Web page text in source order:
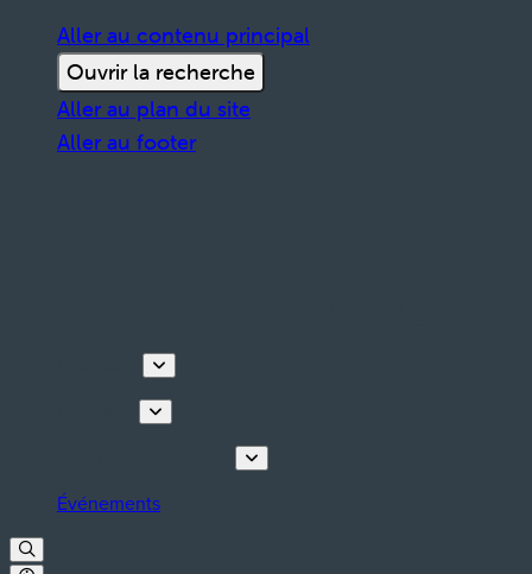
Aller au contenu principal
Ouvrir la recherche
Aller au plan du site
Aller au footer
Événements